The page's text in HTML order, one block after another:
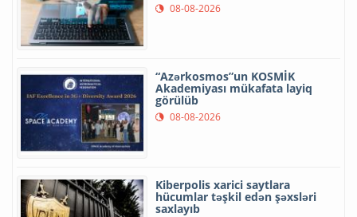
08-08-2026
“Azərkosmos”un KOSMİK
Akademiyası mükafata layiq
görülüb
08-08-2026
Kiberpolis xarici saytlara
hücumlar təşkil edən şəxsləri
saxlayıb